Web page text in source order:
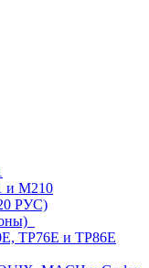
и M210
РУС)
TP76E и TP86E